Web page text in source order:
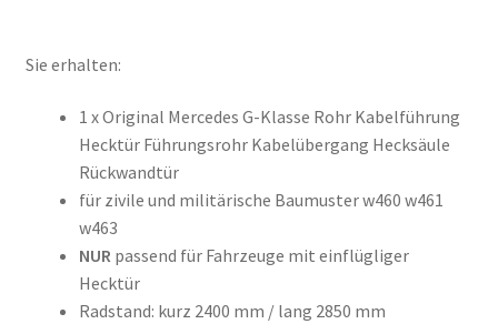
Sie erhalten:
1 x Original Mercedes G-Klasse Rohr Kabelführung
Hecktür Führungsrohr Kabelübergang Hecksäule
Rückwandtür
für zivile und militärische Baumuster w460 w461
w463
NUR passend für Fahrzeuge mit einflügliger
Hecktür
Radstand: kurz 2400 mm / lang 2850 mm